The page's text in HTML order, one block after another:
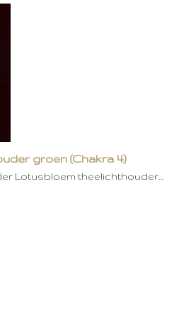
groen (Chakra 4)
Lotusbloem theelichthouder…